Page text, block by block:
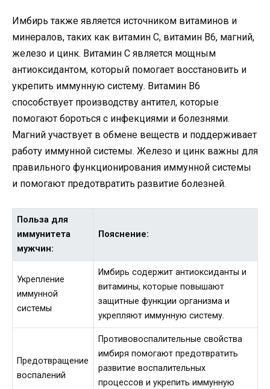
Имбирь также является источником витаминов и
минералов, таких как витамин С, витамин В6, магний,
железо и цинк. Витамин С является мощным
антиоксидантом, который помогает восстановить и
укрепить иммунную систему. Витамин В6
способствует производству антител, которые
помогают бороться с инфекциями и болезнями.
Магний участвует в обмене веществ и поддерживает
работу иммунной системы. Железо и цинк важны для
правильного функционирования иммунной системы
и помогают предотвратить развитие болезней.
Польза для
иммунитета
мужчин:
Пояснение:
Укрепление
иммунной
системы
Имбирь содержит антиоксиданты и
витамины, которые повышают
защитные функции организма и
укрепляют иммунную систему.
Предотвращение
воспалений
Противовоспалительные свойства
имбиря помогают предотвратить
развитие воспалительных
процессов и укрепить иммунную